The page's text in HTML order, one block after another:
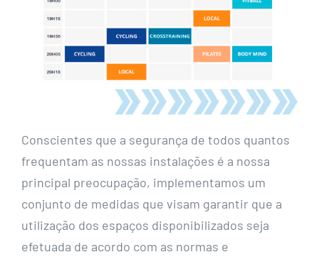
Conscientes que a segurança de todos quantos
frequentam as nossas instalações é a nossa
principal preocupação, implementamos um
conjunto de medidas que visam garantir que a
utilização dos espaços disponibilizados seja
efetuada de acordo com as normas e